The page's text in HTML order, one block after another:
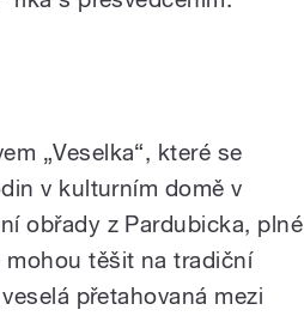
„Veselka“, které se
v kulturním domě v
obřady z Pardubicka, plné
těšit na tradiční
přetahovaná mezi